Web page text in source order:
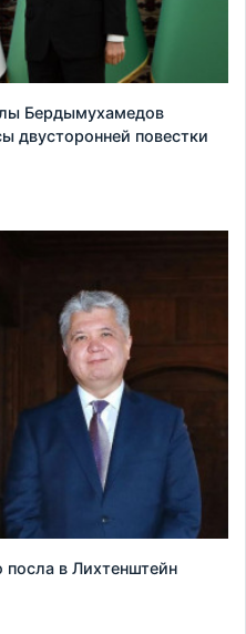
Бердымухамедов
двусторонней повестки
посла в Лихтенштейн